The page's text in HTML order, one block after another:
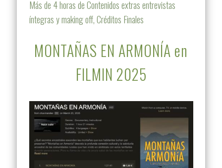
Más de 4 horas de Contenidos extras entrevistas
íntegras y making off, Créditos Finales
MONTAÑAS EN ARMONÍA en
FILMIN 2025